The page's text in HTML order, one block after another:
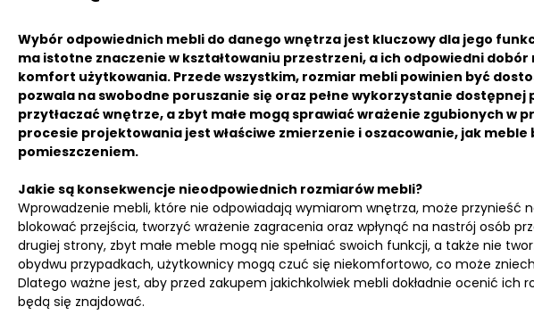
Wybór odpowiednich mebli do danego wnętrza jest kluczowy dla jego
ma istotne znaczenie w kształtowaniu przestrzeni, a ich odpowiedni dobór
komfort użytkowania. Przede wszystkim, rozmiar mebli powinien być
pozwala na swobodne poruszanie się oraz pełne wykorzystanie dostępnej
przytłaczać wnętrze, a zbyt małe mogą sprawiać wrażenie zgubionych w
procesie projektowania jest właściwe zmierzenie i oszacowanie, jak meble
pomieszczeniem.
Jakie są konsekwencje nieodpowiednich rozmiarów mebli?
Wprowadzenie mebli, które nie odpowiadają wymiarom wnętrza, może przynieść
blokować przejścia, tworzyć wrażenie zagracenia oraz wpłynąć na nastrój osób
drugiej strony, zbyt małe meble mogą nie spełniać swoich funkcji, a także nie
obydwu przypadkach, użytkownicy mogą czuć się niekomfortowo, co może
Dlatego ważne jest, aby przed zakupem jakichkolwiek mebli dokładnie ocenić ich
będą się znajdować.